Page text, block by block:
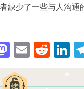
缺少了一些与人沟
Mastodon
Email